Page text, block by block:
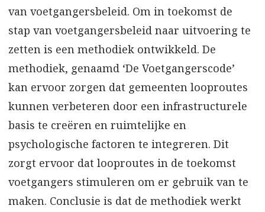
van voetgangersbeleid. Om in toekomst de
stap van voetgangersbeleid naar uitvoering te
zetten is een methodiek ontwikkeld. De
methodiek, genaamd ‘De Voetgangerscode’
kan ervoor zorgen dat gemeenten looproutes
kunnen verbeteren door een infrastructurele
basis te creëren en ruimtelijke en
psychologische factoren te integreren. Dit
zorgt ervoor dat looproutes in de toekomst
voetgangers stimuleren om er gebruik van te
maken. Conclusie is dat de methodiek werkt